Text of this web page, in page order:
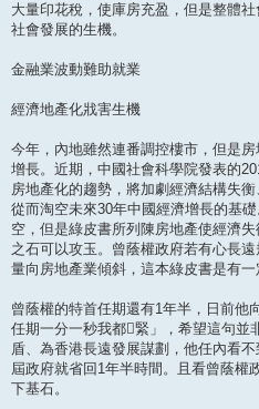
大量印花稅，使庫房充盈，但是整體
社會發展的生機。
金融業波動難助就業
經濟地產化戕害生機
今年，內地雖然連番調控樓市，但是
增長。近期，中國社會科學院發表的
房地產化的趨勢，將加劇經濟結構失
從而淘空未來30年中國經濟增長的基
空，但是綠皮書所列陳房地產使經濟
之石可以攻玉。曾蔭權政府若有心長
量向房地產業傾斜，這本綠皮書是有一
曾蔭權的特首任期還有1年半，日前他
任期一分一秒我都緊」，希望這句並
盾、為香港長遠發展謀劃，他任內看
屆政府就省回1年半時間。且看曾蔭權
下基石。